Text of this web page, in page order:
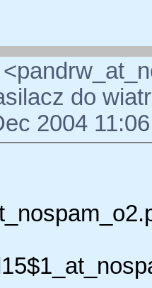
do
2004